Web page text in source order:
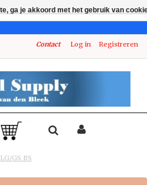
Contact Log in Registreren
GS BS
ga je akkoord met het gebruik van